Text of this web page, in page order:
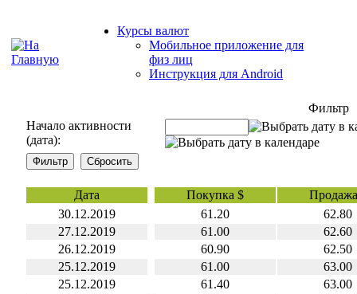
Курсы валют
Мобильное приложение для
физ лиц
Инструкция для Android
Фильтр
Начало активности
(дата):
Дата Покупка $
30.12.2019
61.20
62.80
27.12.2019
61.00
62.60
26.12.2019
60.90
62.50
25.12.2019
61.00
63.00
25.12.2019
61.40
63.00